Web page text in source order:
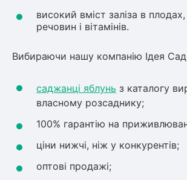
високий вміст заліза в
речовин і вітамінів.
Вибираючи нашу компанію Ідея
саджанці яблунь з каталогу
власному розсаднику;
100% гарантію на
ціни нижчі, ніж у конкурентів;
оптові продажі;